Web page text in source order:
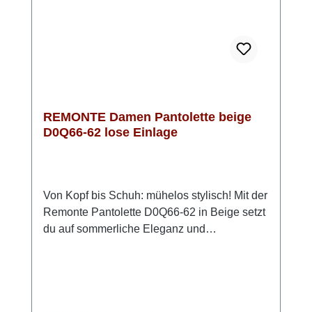
REMONTE Damen Pantolette beige
D0Q66-62 lose Einlage
Von Kopf bis Schuh: mühelos stylisch! Mit der
Remonte Pantolette D0Q66-62 in Beige setzt
du auf sommerliche Eleganz und